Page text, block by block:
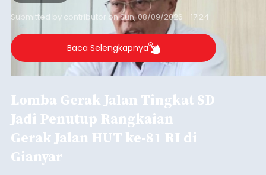
Submitted by contributor onSun, 08/09/2026 - 17:24
Baca Selengkapnya
Lomba Gerak Jalan Tingkat SD
Jadi Penutup Rangkaian
Gerak Jalan HUT ke-81 RI di
Gianyar